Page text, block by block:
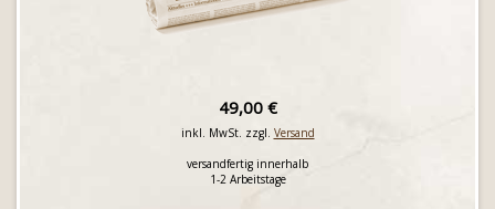
49,00 €
inkl. MwSt. zzgl. Versand
versandfertig innerhalb
1-2 Arbeitstage